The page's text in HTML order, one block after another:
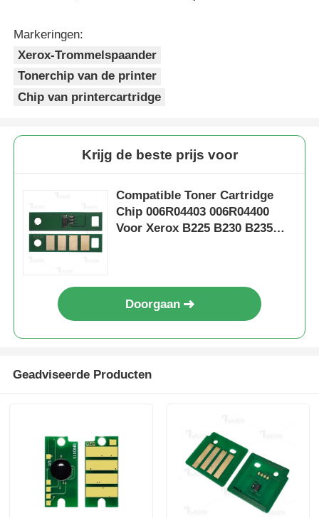
OKI Toner Chip
Brother tonerchip
Scherpe chip
Drum & Fuser Unit
Markeringen:
Xerox-Trommelspaander
Tonerchip van de printer
Chip van printercartridge
Krijg de beste prijs voor
Compatible Toner Cartridge
Chip 006R04403 006R04400
Voor Xerox B225 B230 B235
Doorgaan
Geadviseerde Producten